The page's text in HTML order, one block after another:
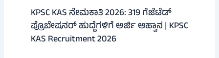
KPSC KAS ನೇಮಕಾತಿ 2026: 319 ಗೆಜೆಟೆಡ್
ಪ್ರೊಬೇಷನರ್ ಹುದ್ದೆಗಳಿಗೆ ಅರ್ಜಿ ಆಹ್ವಾನ | KPSC
KAS Recruitment 2026